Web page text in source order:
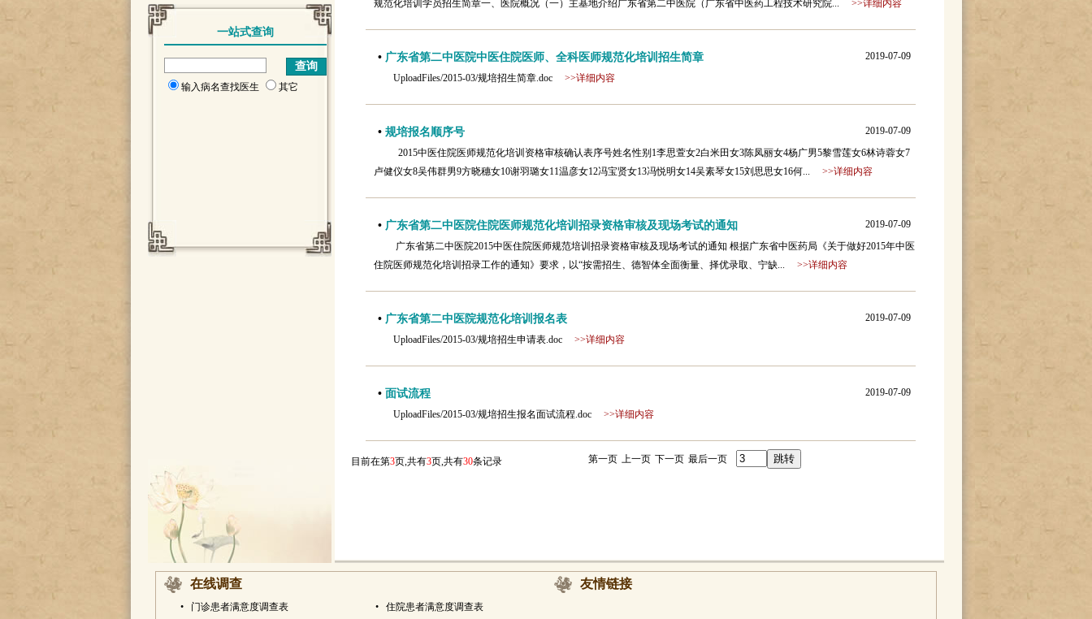
一站式查询
输入病名查找医生 其它
规范化培训学员招生简章一、医院概况（一）主基地介绍广东省第二中医院（广东省中医药工程技术研究院... >>详细内容
• 广东省第二中医院中医住院医师、全科医师规范化培训招生简章
2019-07-09
UploadFiles/2015-03/规培招生简章.doc >>详细内容
• 规培报名顺序号
2019-07-09
2015中医住院医师规范化培训资格审核确认表序号姓名性别1李思萱女2白米田女3陈凤丽女4杨广男5黎雪莲女6林诗蓉女7
卢健仪女8吴伟群男9方晓穗女10谢羽璐女11温彦女12冯宝贤女13冯悦明女14吴素琴女15刘思思女16何... >>详细内容
• 广东省第二中医院住院医师规范化培训招录资格审核及现场考试的通知
2019-07-09
广东省第二中医院2015中医住院医师规范培训招录资格审核及现场考试的通知 根据广东省中医药局《关于做好2015年中医
住院医师规范化培训招录工作的通知》要求，以“按需招生、德智体全面衡量、择优录取、宁缺... >>详细内容
• 广东省第二中医院规范化培训报名表
2019-07-09
UploadFiles/2015-03/规培招生申请表.doc >>详细内容
• 面试流程
2019-07-09
UploadFiles/2015-03/规培招生报名面试流程.doc >>详细内容
目前在第3页,共有3页,共有30条记录 第一页 上一页 下一页 最后一页
在线调查
• 门诊患者满意度调查表 • 住院患者满意度调查表
友情链接